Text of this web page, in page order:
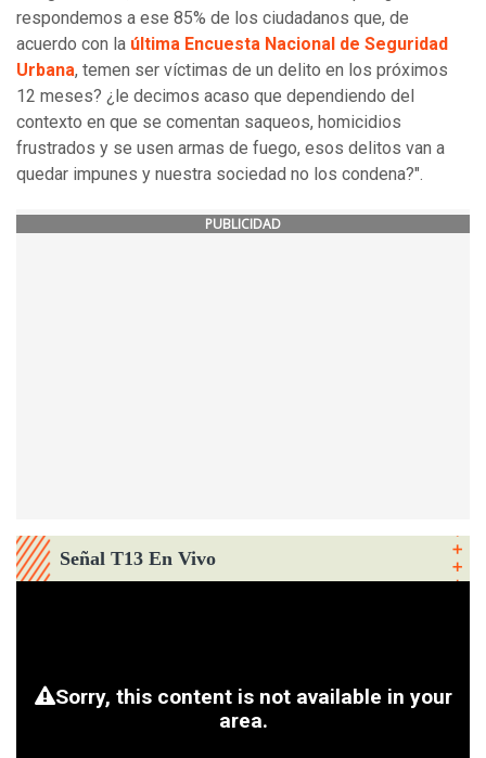
respondemos a ese 85% de los ciudadanos que, de
acuerdo con la última Encuesta Nacional de Seguridad
Urbana, temen ser víctimas de un delito en los próximos
12 meses? ¿le decimos acaso que dependiendo del
contexto en que se comentan saqueos, homicidios
frustrados y se usen armas de fuego, esos delitos van a
quedar impunes y nuestra sociedad no los condena?".
PUBLICIDAD
Señal T13 En Vivo